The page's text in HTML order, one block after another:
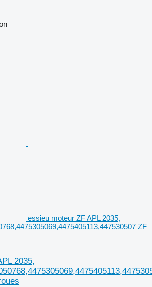
essieu moteur ZF APL 2035,
ZF
2035,